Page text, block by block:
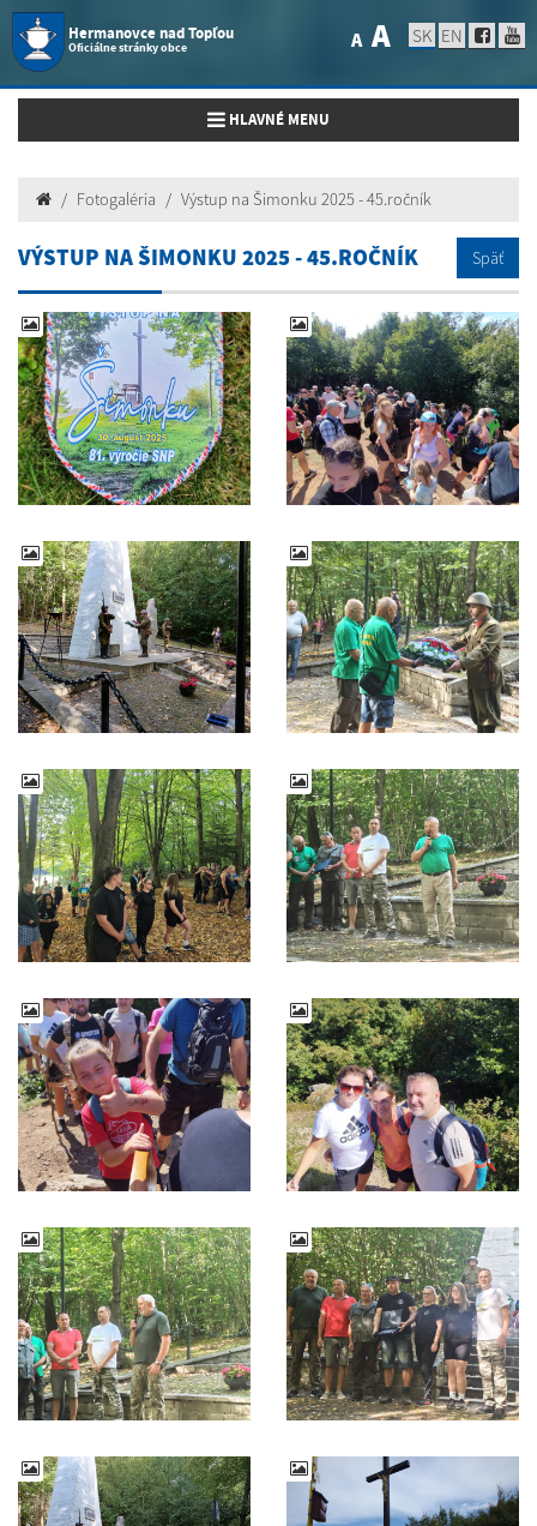
Hermanovce nad Topľou
Oficiálne stránky obce A A SK EN
Toggle navigation
HLAVNÉ MENU
Fotogaléria Výstup na Šimonku 2025 - 45.ročník
VÝSTUP NA ŠIMONKU 2025 - 45.ROČNÍK Späť